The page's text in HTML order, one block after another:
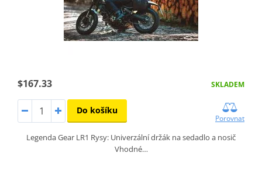
$167.33 SKLADEM
Do košíku
Porovnat
Legenda Gear LR1 Rysy: Univerzální držák na sedadlo a nosič
Vhodné…